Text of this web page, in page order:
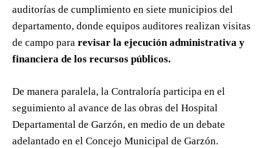
auditorías de cumplimiento en siete municipios del
departamento, donde equipos auditores realizan visitas
de campo para revisar la ejecución administrativa y
financiera de los recursos públicos.
De manera paralela, la Contraloría participa en el
seguimiento al avance de las obras del Hospital
Departamental de Garzón, en medio de un debate
adelantado en el Concejo Municipal de Garzón.